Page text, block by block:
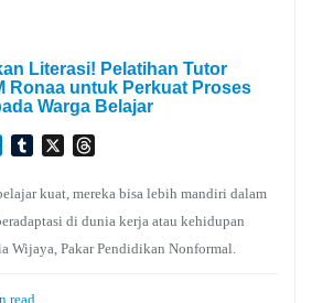
Literasi! Pelatihan Tutor
Ronaa untuk Perkuat Proses
Warga Belajar
LinkedInTumblr
X
kuat, mereka bisa lebih mandiri dalam
di dunia kerja atau kehidupan
Wijaya, Pakar Pendidikan Nonformal.
read